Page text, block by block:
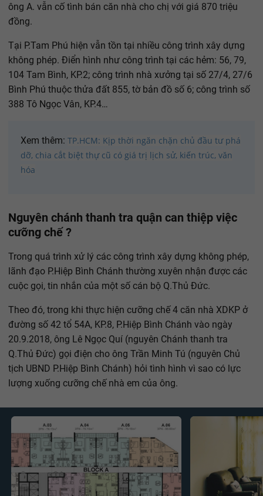
ông A. vẫn cố tình bán căn nhà cho chị với giá 870 triệu
đồng.
Tại P.Tam Phú hiện vẫn tồn tại nhiều công trình xây dựng
không phép. Điển hình như công trình tại các hẻm: 56, 79,
104 Tam Bình, KP.2; công trình nhà xưởng tại số 27/4, 27/6
Bình Phú thuộc thửa đất 855, tờ bản đồ số 6; công trình số
388 Tô Ngọc Vân, KP.4…
Xem thêm: TP.HCM: Kịp thời ngăn chặn chủ đầu tư phá
dỡ, chia cắt biệt thự cũ có giá trị lịch sử, kiến trúc, văn
hóa
Nguyên chánh thanh tra quận can thiệp việc
cưỡng chế ?
Trong quá trình xử lý các công trình xây dựng không phép,
lãnh đạo P.Hiệp Bình Chánh thường xuyên nhận được các
cuộc gọi, tin nhắn của một số cán bộ Q.Thủ Đức.
Theo đó, trong khi thực hiện cưỡng chế 4 căn nhà XDKP ở
đường số 42 tổ 54A, KP.8, P.Hiệp Bình Chánh vào ngày
20.9.2018, ông Lê Ngọc Quí (nguyên Chánh thanh tra
Q.Thủ Đức) gọi điện cho ông Trần Minh Tú (nguyên Chủ
tịch UBND P.Hiệp Bình Chánh) hỏi tình hình vì sao có lực
lượng xuống cưỡng chế nhà em của ông.